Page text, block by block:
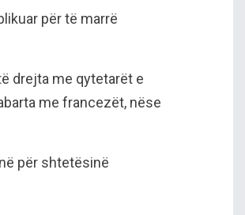
për të marrë
drejta me qytetarët e
me francezët, nëse
për shtetësinë